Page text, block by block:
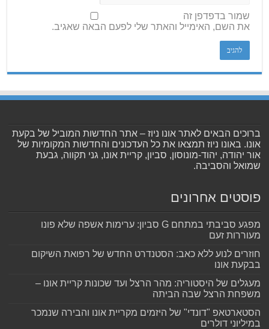
שמור בדפדפן זה
את השם, האימייל והאתר שלי לפעם הבאה שאגיב.
ברוכים הבאים לאתר אונו ניוז – אתר החדשות המוביל של בקעת
אונו. באונו ניוז תמצאו את כל העדכונים והחדשות המקומיות של
אור יהודה, יהוד-מונוסון, סביון, קריית אונו, גני תקווה, גבעת
שמואל והסביבה.
פוסטים אחרונים
מפגע סביבתי במתחם G סביון: ערימות אשפה שלא פונו
מעוררות זעם
חוזרים לנוע ללא כאב: הסטנדרט החדש של רפואת השיקום
בבקעת אונו
מעגלים של היסטוריה: מהר הרצל ועד שכונות קריית אונו –
משפחת הרצל שבה הביתה
הסטארטאפ "דונדי" של היזמים מקריית אונו והבירה שנמכר
במיליוני דולרים